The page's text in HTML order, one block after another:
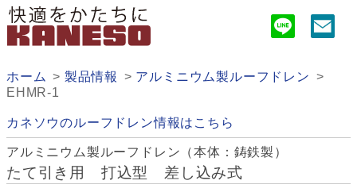
ホーム 製品情報
アルミニウム製ルーフドレン
EHMR-1
カネソウのルーフドレン情報はこちら
アルミニウム製ルーフドレン（本体：鋳鉄製）
たて引き用 打込型 差し込み式